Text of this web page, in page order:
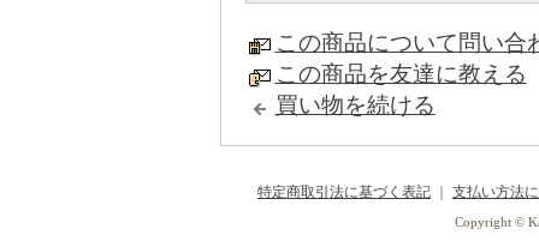
この商品について問い合
この商品を友達に教える
買い物を続ける
特定商取引法に基づく表記 支払い方法
Copyright ©